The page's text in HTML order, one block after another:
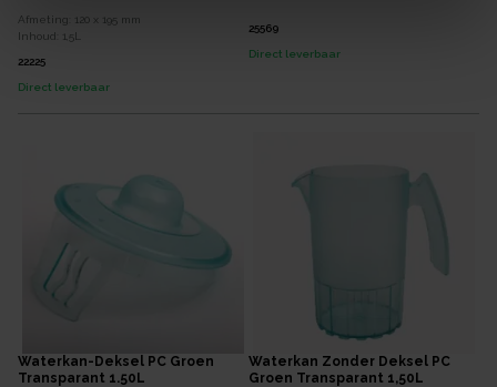
Afmeting: 120 x 195
mm
Inhoud:
1,5 L
22225
Direct leverbaar
25569
Direct leverbaar
Waterkan-Deksel PC Groen
Transparant 1.50L
Waterkan Zonder Deksel PC
Groen Transparant 1,50L